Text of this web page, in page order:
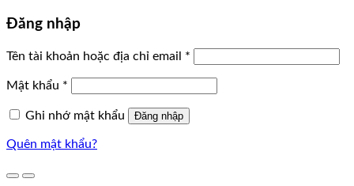
Đăng nhập
Tên tài khoản hoặc địa chỉ email *
Mật khẩu *
Ghi nhớ mật khẩu Đăng nhập
Quên mật khẩu?